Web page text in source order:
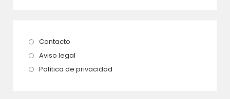
Contacto
abre
en
Aviso legal
abre
Política de privacidad